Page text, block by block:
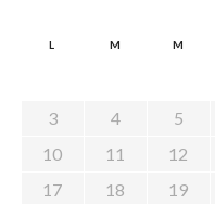
L M M
3
4 5
10
11 12
17
18 19